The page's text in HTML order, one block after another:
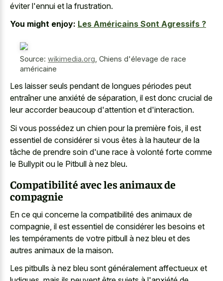
éviter l'ennui et la frustration.
You might enjoy: Les Américains Sont Agressifs ?
Source: wikimedia.org Chiens d'élevage de race
américaine
Les laisser seuls pendant de longues périodes peut
entraîner une anxiété de séparation, il est donc crucial de
leur accorder beaucoup d'attention et d'interaction.
Si vous possédez un chien pour la première fois, il est
essentiel de considérer si vous êtes à la hauteur de la
tâche de prendre soin d'une race à volonté forte comme
le Bullypit ou le Pitbull à nez bleu.
Compatibilité avec les animaux de
compagnie
En ce qui concerne la compatibilité des animaux de
compagnie, il est essentiel de considérer les besoins et
les tempéraments de votre pitbull à nez bleu et des
autres animaux de la maison.
Les pitbulls à nez bleu sont généralement affectueux et